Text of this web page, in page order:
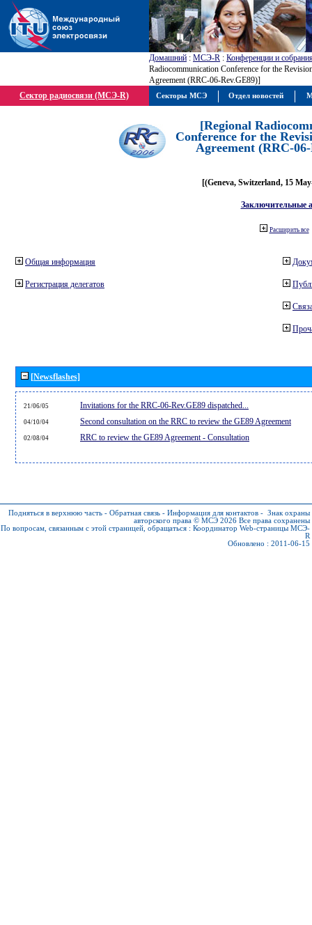
Домашний : МСЭ-R : Конференции и
Radiocommunication Conference for the
Agreement (RRC-06-Rev.GE89)]
Сектор радиосвязи (МСЭ-R)
[Regional
Conference for the
Agreement (RRC-
[(Geneva, Switzerland, 15
Заключительные
Расширить все
Общая информация
Регистрация делегатов
[Newsflashes]
21/06/05 Invitations for the RRC-06-Rev.GE89 dispatched...
04/10/04 Second consultation on the RRC to review the GE89 Agreement
02/08/04 RRC to review the GE89 Agreement - Consultation
Подняться в верхнюю часть - Обратная связь - Информация для контактов - Знак охраны
авторского права © МСЭ 2026 Все права сохранены
По вопросам, связанным с этой страницей, обращаться : Координатор Web-страницы МСЭ-
R
Обновлено : 2011-06-15
Секторы МСЭ Отдел новостей